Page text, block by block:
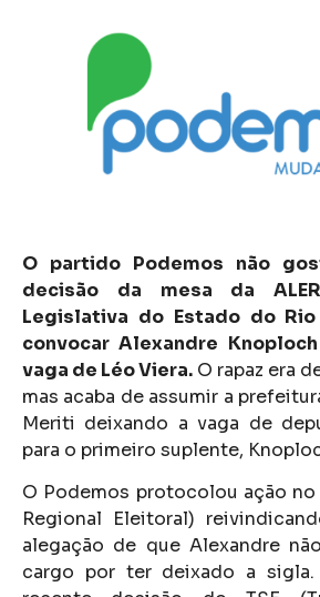
O partido Podemos não
decisão da mesa da
Legislativa do Estado do
convocar Alexandre
vaga de Léo Viera. O rapaz era
mas acaba de assumir a
Meriti deixando a vaga de
para o primeiro suplente,
O Podemos protocolou ação no
Regional Eleitoral)
alegação de que Alexandre
cargo por ter deixado a sigla.